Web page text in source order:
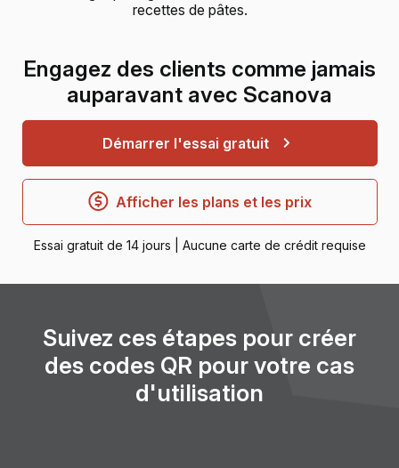
recettes de pâtes.
Engagez des clients comme jamais
auparavant avec Scanova
Démarrer l'essai gratuit
Afficher les plans et les prix
Essai gratuit de 14 jours | Aucune carte de crédit requise
Suivez ces étapes pour créer
des codes QR pour votre cas
d'utilisation